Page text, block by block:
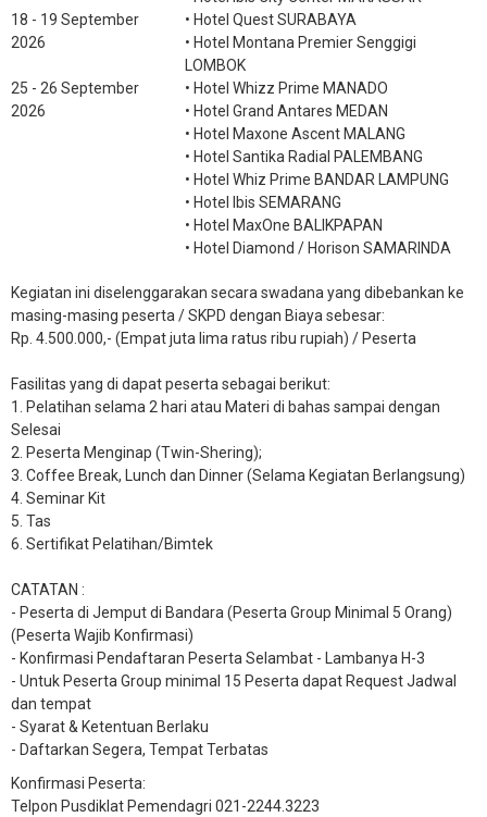
18 - 19 September
2026
25 - 26 September
2026
• Hotel Quest SURABAYA
• Hotel Montana Premier Senggigi
LOMBOK
• Hotel Whizz Prime MANADO
• Hotel Grand Antares MEDAN
• Hotel Maxone Ascent MALANG
• Hotel Santika Radial PALEMBANG
• Hotel Whiz Prime BANDAR LAMPUNG
• Hotel Ibis SEMARANG
• Hotel MaxOne BALIKPAPAN
• Hotel Diamond / Horison SAMARINDA
Kegiatan ini diselenggarakan secara swadana yang dibebankan ke
masing-masing peserta / SKPD dengan Biaya sebesar:
Rp. 4.500.000,- (Empat juta lima ratus ribu rupiah) / Peserta
Fasilitas yang di dapat peserta sebagai berikut:
1. Pelatihan selama 2 hari atau Materi di bahas sampai dengan
Selesai
2. Peserta Menginap (Twin-Shering);
3. Coffee Break, Lunch dan Dinner (Selama Kegiatan Berlangsung)
4. Seminar Kit
5. Tas
6. Sertifikat Pelatihan/Bimtek
CATATAN :
- Peserta di Jemput di Bandara (Peserta Group Minimal 5 Orang)
(Peserta Wajib Konfirmasi)
- Konfirmasi Pendaftaran Peserta Selambat - Lambanya H-3
- Untuk Peserta Group minimal 15 Peserta dapat Request Jadwal
dan tempat
- Syarat & Ketentuan Berlaku
- Daftarkan Segera, Tempat Terbatas
Konfirmasi Peserta:
Telpon Pusdiklat Pemendagri 021-2244.3223